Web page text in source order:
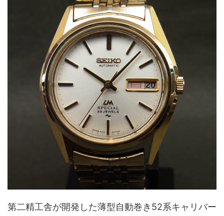
第二精工舎が開発した薄型自動巻き52系キャリバー